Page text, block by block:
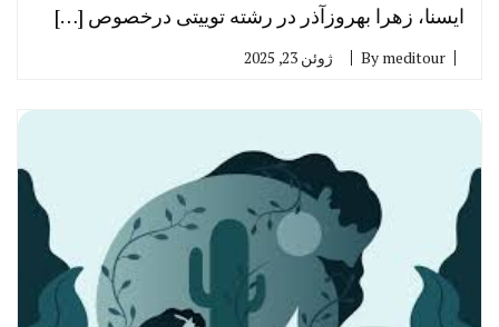
ایسنا، زهرا بهروزآذر در رشته‌ توییتی درخصوص […]
By meditour ژوئن 23, 2025